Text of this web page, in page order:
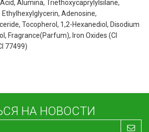
Alumina, Triethoxycaprylylsilane,
Adenosine,
Tocopherol, 1,2-Hexanediol, Disodium
Fragrance(Parfum), Iron Oxides (CI
77499)
НА НОВОСТИ